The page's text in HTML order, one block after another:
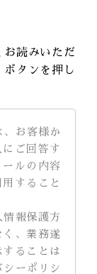
読みいただ
タンを押し
お客様か
ご回答す
ルの内容
すること
報保護方
、業務遂
ることは
ーポリシ